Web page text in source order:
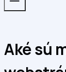
Aké sú